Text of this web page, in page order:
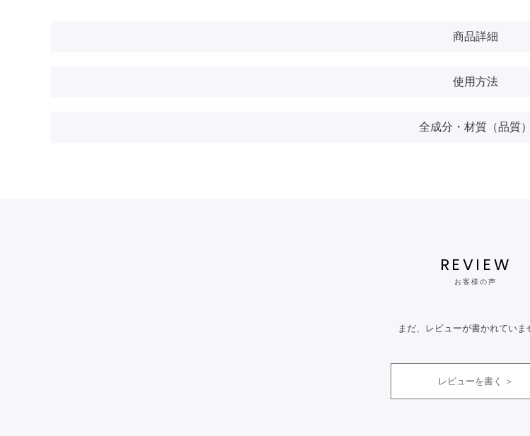
商品詳細
使用方法
全成分・材質（品質）
REVIEW
お客様の声
まだ、レビューが書かれていま
レビューを書く